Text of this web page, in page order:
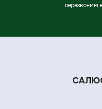
перезвоним